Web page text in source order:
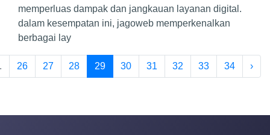
memperluas dampak dan jangkauan layanan digital.
dalam kesempatan ini, jagoweb memperkenalkan
berbagai lay
26 27 28 29 30 31 32 33 34 ›